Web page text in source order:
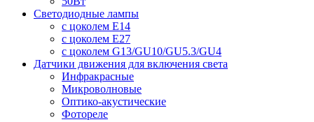
Светодиодные лампы
с цоколем E14
с цоколем E27
с цоколем G13/GU10/GU5.3/GU4
Датчики движения для включения света
Инфракрасные
Микроволновые
Оптико-акустические
Фотореле